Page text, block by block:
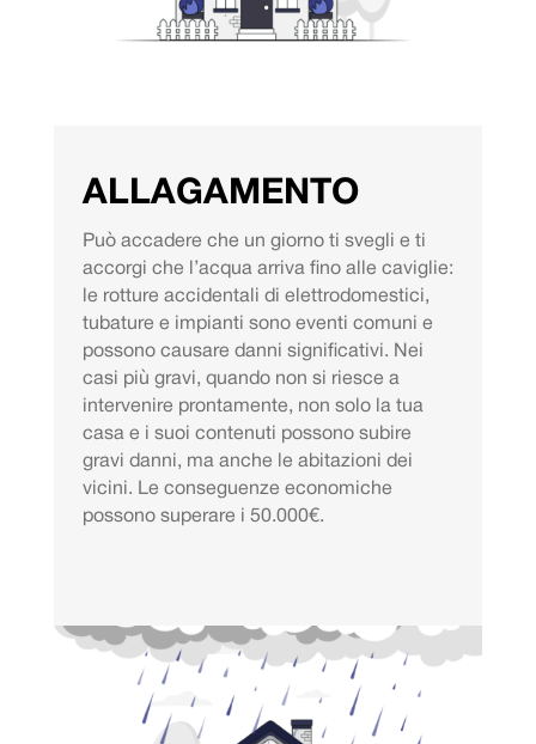
ALLAGAMENTO
Può accadere che un giorno ti svegli e ti
accorgi che l’acqua arriva fino alle caviglie:
le rotture accidentali di elettrodomestici,
tubature e impianti sono eventi comuni e
possono causare danni significativi. Nei
casi più gravi, quando non si riesce a
intervenire prontamente, non solo la tua
casa e i suoi contenuti possono subire
gravi danni, ma anche le abitazioni dei
vicini. Le conseguenze economiche
possono superare i 50.000€.